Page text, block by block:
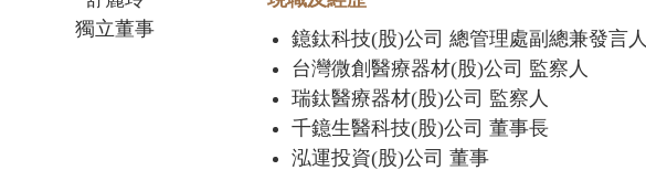
獨立董事
鐿鈦科技(股)公司 總管理處副總兼發言人
台灣微創醫療器材(股)公司 監察人
瑞鈦醫療器材(股)公司 監察人
千鐿生醫科技(股)公司 董事長
泓運投資(股)公司 董事